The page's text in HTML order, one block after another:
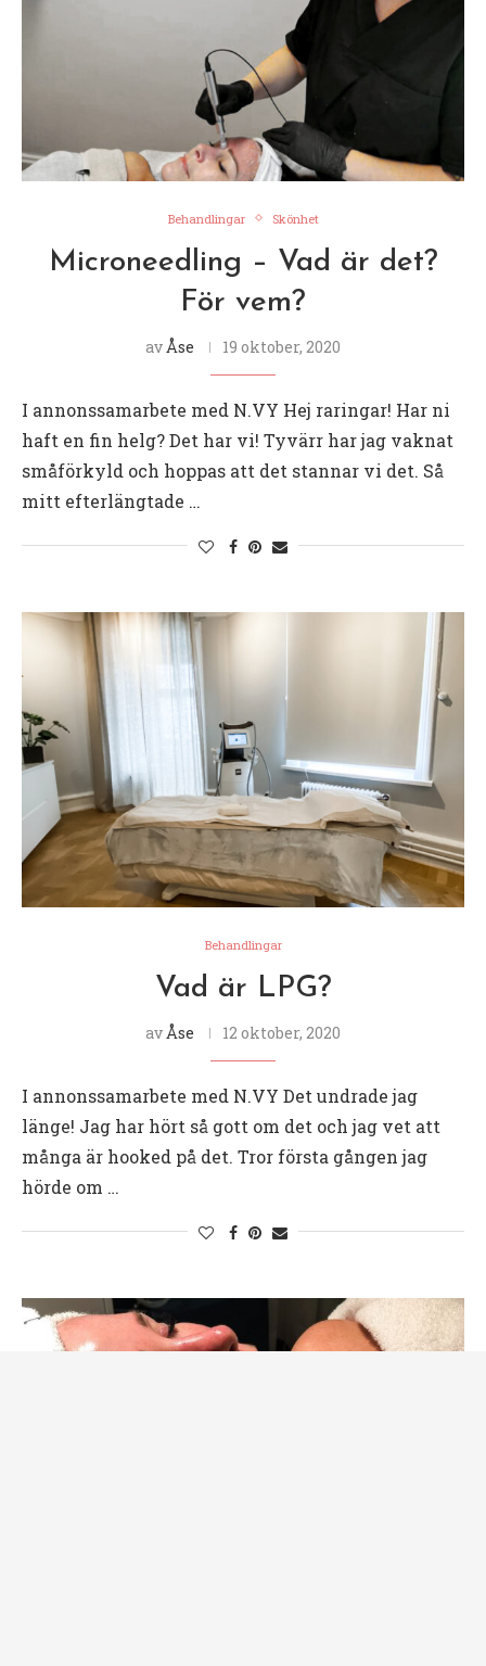
Behandlingar Skönhet
Microneedling – Vad är det?
För vem?
av Åse 19 oktober, 2020
I annonssamarbete med N.VY Hej raringar! Har ni
haft en fin helg? Det har vi! Tyvärr har jag vaknat
småförkyld och hoppas att det stannar vi det. Så
mitt efterlängtade …
Behandlingar
Vad är LPG?
av Åse 12 oktober, 2020
I annonssamarbete med N.VY Det undrade jag
länge! Jag har hört så gott om det och jag vet att
många är hooked på det. Tror första gången jag
hörde om …